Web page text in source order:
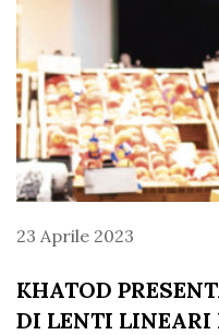
23 Aprile 2023
KHATOD
DI LENTI LINEARI